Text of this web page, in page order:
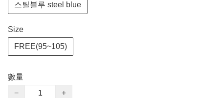
스틸블루 steel blue
Size
FREE(95~105)
數量
−
+